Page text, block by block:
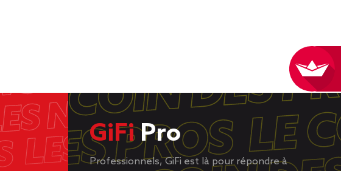
GiFiPro
Professionnels, GiFi est là pour répondre à